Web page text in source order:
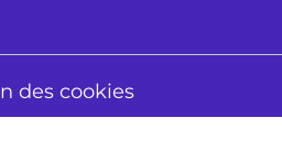
des cookies